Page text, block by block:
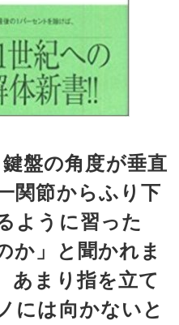
盤の角度が垂直
関節からふり下
ように習った
か」と聞かれま
あまり指を立て
には向かないと